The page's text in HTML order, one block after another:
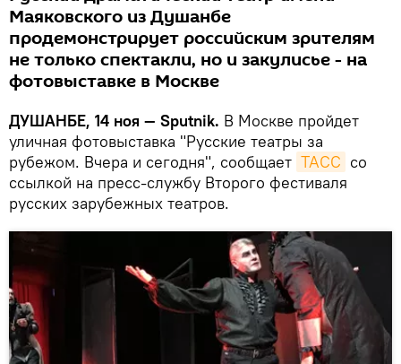
Маяковского из Душанбе
продемонстрирует российским зрителям
не только спектакли, но и закулисье - на
фотовыставке в Москве
ДУШАНБЕ, 14 ноя — Sputnik. В Москве пройдет
уличная фотовыставка "Русские театры за
рубежом. Вчера и сегодня", сообщает ТАСС со
ссылкой на пресс-службу Второго фестиваля
русских зарубежных театров.